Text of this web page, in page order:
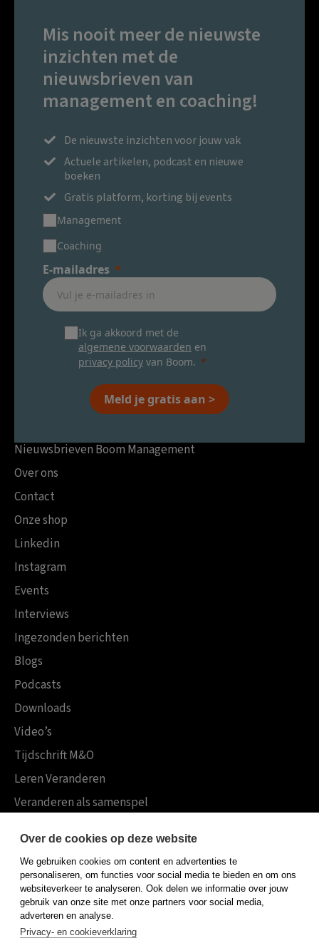
Mis nooit meer de nieuwste
inzichten met de
nieuwsbrieven van
management en coaching!
De nieuwste inzichten voor jouw vak
Actuele artikelen, podcast en nieuwe
boeken
Gratis platform, korting bij events
Management
Coaching
E-mailadres
Ik ga akkoord met de
algemene voorwaarden en
privacy policy van Boom.
Meld je gratis aan >
Nieuwsbrieven Boom Management
Over ons
Contact
Onze shop
Linkedin
Instagram
Events
Interviews
Ingezonden berichten
Blogs
Podcasts
Downloads
Video’s
Tijdschrift M&O
Leren Veranderen
Veranderen als samenspel
Koninklijke Boom uitgevers
Boom Psychologie
Boom Hoger Onderwijs
Over de cookies op deze website
We gebruiken cookies om content en advertenties te
personaliseren, om functies voor social media te bieden en om ons
websiteverkeer te analyseren. Ook delen we informatie over jouw
gebruik van onze site met onze partners voor social media,
adverteren en analyse.
Privacy- en cookieverklaring